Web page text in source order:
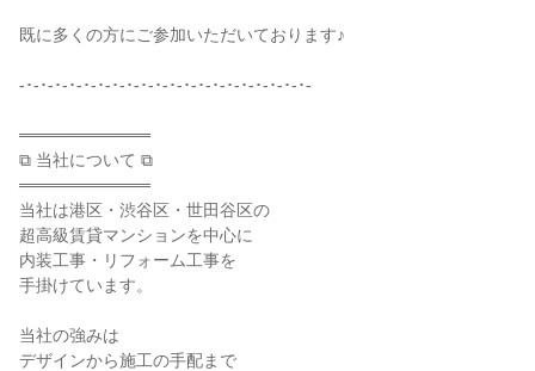
既に多くの方にご参加いただいております♪
-･-･-･-･-･-･-･-･-･-･-･-･-･-･-･-･-･-･-･-･-
═══════════
⧉ 当社について ⧉
═══════════
当社は港区・渋谷区・世田谷区の
超高級賃貸マンションを中心に
内装工事・リフォーム工事を
手掛けています。
当社の強みは
デザインから施工の手配まで